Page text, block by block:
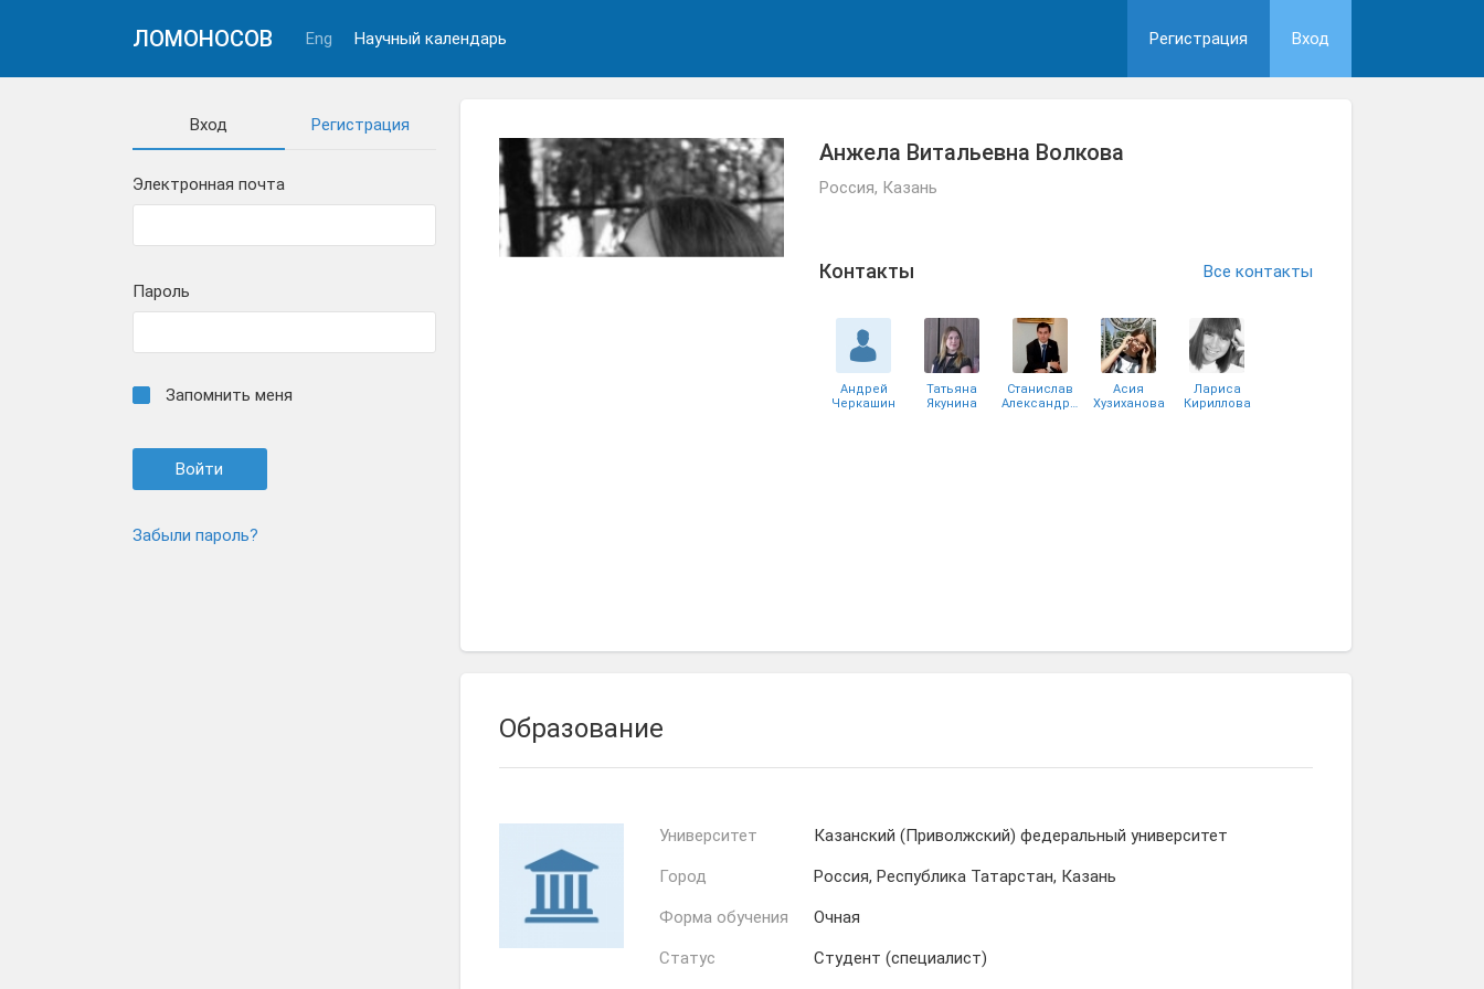
ЛОМОНОСОВ Eng Научный календарь Регистрация Вход
Вход Регистрация
Электронная почта
Пароль
Запомнить меня
Забыли пароль?
Анжела Витальевна Волкова
Россия, Казань
Контакты Все контакты
Андрей
Черкашин
Татьяна
Якунина
Станислав
Александров
Асия
Хузиханова
Лариса
Кириллова
Образование
Университет Казанский (Приволжский) федеральный университет
Город Россия, Республика Татарстан, Казань
Форма обучения Очная
Статус Студент (специалист)